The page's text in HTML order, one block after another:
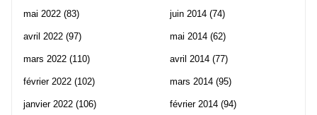
mai 2022 (83)
avril 2022 (97)
mars 2022 (110)
février 2022 (102)
janvier 2022 (106)
juin 2014 (74)
mai 2014 (62)
avril 2014 (77)
mars 2014 (95)
février 2014 (94)